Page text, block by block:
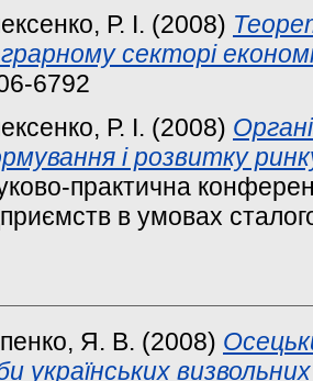
Р. І. (2008)
секторі
6792
Р. І. (2008)
і розвитку
практична
в умовах
Я. В. (2008)
українських